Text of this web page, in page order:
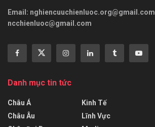
Email: nghiencuuchienluoc.org@gmail.com
ncchienluoc@gmail.com
Danh mục tin tức
Châu Á
Châu Âu
Kinh Tế
Lĩnh Vực